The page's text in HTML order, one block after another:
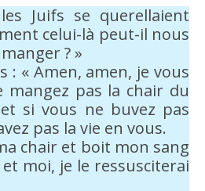
Juifs se querellaient
celui-là peut-il nous
? »
: « Amen, amen, je vous
mangez pas la chair du
et si vous ne buvez pas
pas la vie en vous.
chair et boit mon sang
moi, je le ressusciterai